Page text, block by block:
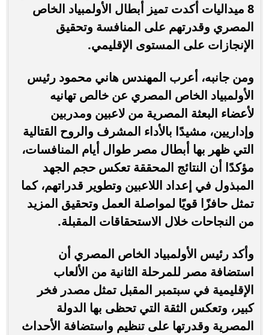
8 ميداليات أكدت تميز أبطال الأولمبياد الخاص
المصري وقدرتهم على المنافسة وتحقيق
الإنجازات على المستوى الإقليمي.
ومن جانبه، أعرب المهندس هاني محمود رئيس
الأولمبياد الخاص المصري عن خالص تهانيه
لأعضاء البعثة المصرية من لاعبين ومدربين
وإداريين، مشيدًا بالأداء المشرف والروح القتالية
التي ظهر بها أبطال مصر طوال أيام المنافسات،
مؤكدًا أن النتائج المحققة تعكس حجم الجهد
المبذول في إعداد اللاعبين وتطوير قدراتهم، كما
تمثل حافزًا قويًا لمواصلة العمل وتحقيق المزيد
من النجاحات خلال الاستحقاقات المقبلة.
وأكد رئيس الأولمبياد الخاص المصري أن
استضافة مصر للمرحلة الثانية من الألعاب
الإقليمية في سبتمبر المقبل تمثل مصدر فخر
كبير، وتعكس الثقة التي تحظى بها الدولة
المصرية وقدرتها على تنظيم واستضافة الأحداث